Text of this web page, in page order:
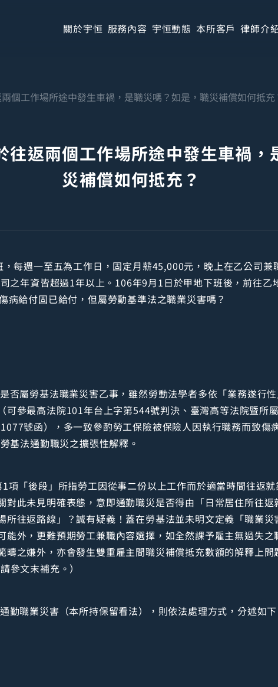
關於宇恒 服務內容 宇恒動態 本所客戶 律師介
個工作場所途中發生車禍，是職災嗎？如是，職災補償如何抵充
往返兩個工作場所途中發生車禍，
災補償如何抵充？
每週一至五為工作日，固定月薪45,000元，晚上在乙公司兼
之年資皆超過1年以上。106年9月1日於甲地下班後，前往乙
病給付固已給付，但屬勞動基準法之職業災害嗎？
否屬勞基法職業災害乙事，雖然勞動法學者多依「業務遂行
可參最高法院101年台上字第544號判決、臺灣高等法院暨所
號函），多一致參酌勞工保險被保險人因執行職務而致傷
基法通勤職災之擴張性解釋。
項「後段」所指勞工因從事二份以上工作而於適當時間往返
對此未見明確表態，意即通勤職災是否得由「日常居住所往
所往返路線」？誠有疑義！蓋在勞基法並未明文定義「職業
能外，更難預期勞工兼職內容選擇，如全然課予雇主無過失
疇之嫌外，亦會發生雙重雇主間職災補償抵充數額的解釋上
參文末補充。）
勤職業災害（本所持保留看法），則依法處理方式，分述如下